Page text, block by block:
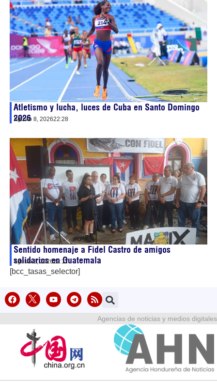
Atletismo y lucha, luces de Cuba en Santo Domingo
2026
agosto 8, 202622:28
Sentido homenaje a Fidel Castro de amigos
solidarios en Guatemala
agosto 8, 202622:17
[bcc_tasas_selector]
Agencias de noticias y medios digitales